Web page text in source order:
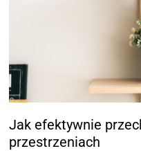
Jak efektywnie
przestrzeniach